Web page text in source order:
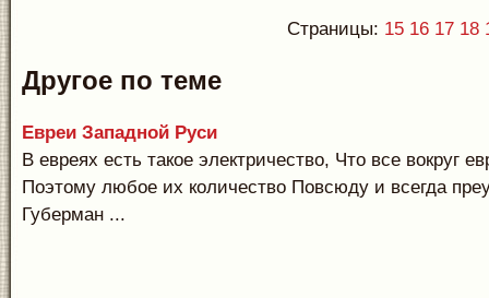
Страницы: 15 16 17 18
Другое по теме
Евреи Западной Руси
В евреях есть такое электричество, Что все вокруг
Поэтому любое их количество Повсюду и всегда
Губерман ...